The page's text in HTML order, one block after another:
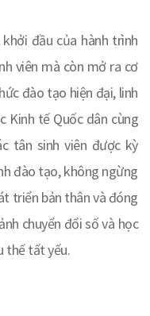
đầu của hành trình
viên mà còn mở ra cơ
đào tạo hiện đại, linh
Kinh tế Quốc dân cùng
tân sinh viên được kỳ
đào tạo, không ngừng
triển bản thân và đóng
chuyển đổi số và học
thế tất yếu.